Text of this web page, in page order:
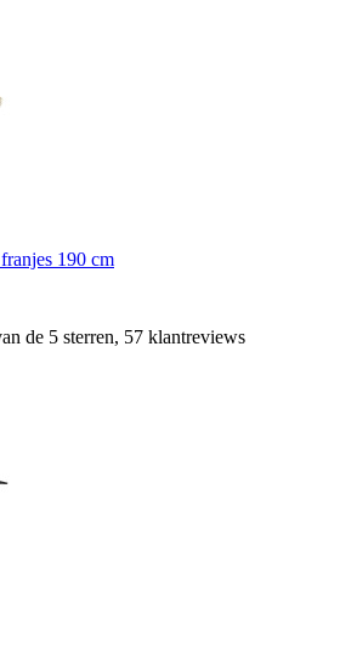
190 cm
de 5 sterren, 57 klantreviews